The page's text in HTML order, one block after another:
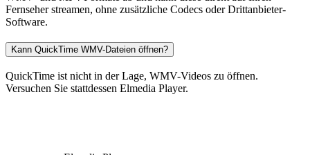
Fernseher streamen, ohne zusätzliche Codecs oder Drittanbieter-
Software.
Kann QuickTime WMV-Dateien öffnen?
QuickTime ist nicht in der Lage, WMV-Videos zu öffnen.
Versuchen Sie stattdessen Elmedia Player.